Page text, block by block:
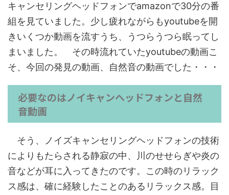
キャンセリングヘッドフォンでamazonで30分の番
組を見ていました。少し疲れながらもyoutubeを開
きいくつか動画を流すうち、うつらうつら眠ってし
まいました。 その時流れていたyoutubeの動画こ
そ、今回の発見の動画、自然音の動画でした・・・
必要なのはノイキャンヘッドフォンと自然
音動画
そう、ノイズキャンセリングヘッドフォンの技術
によりもたらされる静寂の中、川のせせらぎや炎の
音などが耳に入ってきたのです。この時のリラック
ス感は、確に経験したことのあるリラックス感。目